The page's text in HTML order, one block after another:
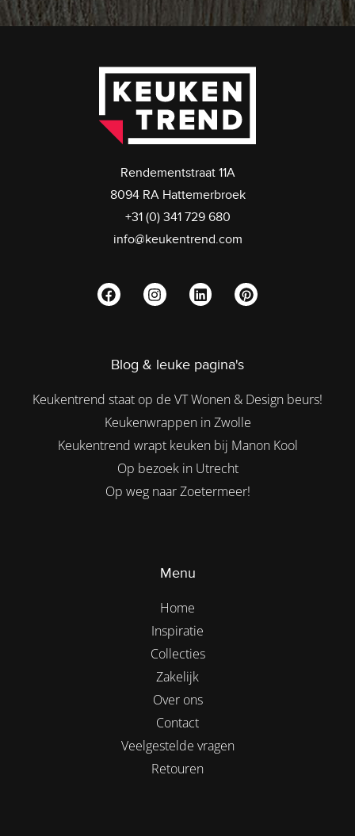
Rendementstraat 11A
8094 RA Hattemerbroek
+31 (0) 341 729 680
info@keukentrend.com
Blog & leuke pagina's
Keukentrend staat op de VT Wonen & Design beurs!
Keukenwrappen in Zwolle
Keukentrend wrapt keuken bij Manon Kool
Op bezoek in Utrecht
Op weg naar Zoetermeer!
Menu
Home
Inspiratie
Collecties
Zakelijk
Over ons
Contact
Veelgestelde vragen
Retouren